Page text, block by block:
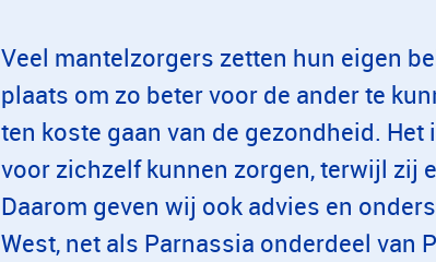
Veel mantelzorgers zetten hun eigen
plaats om zo beter voor de ander te
ten koste gaan van de gezondheid.
voor zichzelf kunnen zorgen, terwijl zij
Daarom geven wij ook advies en
West, net als Parnassia onderdeel van